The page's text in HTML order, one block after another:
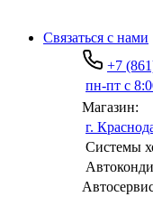
Связаться с нами
+7
пн-пт с
Магазин:
г.
Системы